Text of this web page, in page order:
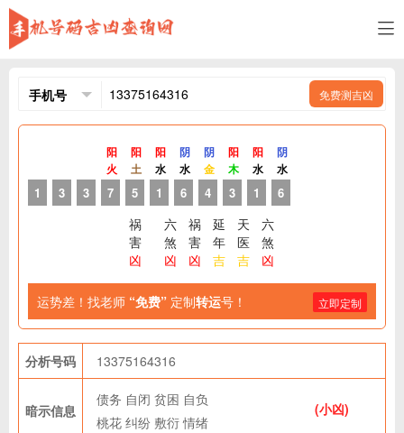
免费测吉凶
1 3 3
阳
火
7
阳
土
5
阳
水
1
祸
害
凶
阴
水
6
六
煞
凶
阴
金
4
祸
害
凶
阳
木
3
延
年
吉
阳
水
1
天
医
吉
阴
水
6
六
煞
凶
运势差！找老师 “免费” 定制转运号！ 立即定制
分析号码 13375164316
暗示信息
债务 自闭 贫困 自负
桃花 纠纷 敷衍 情绪
(小凶)